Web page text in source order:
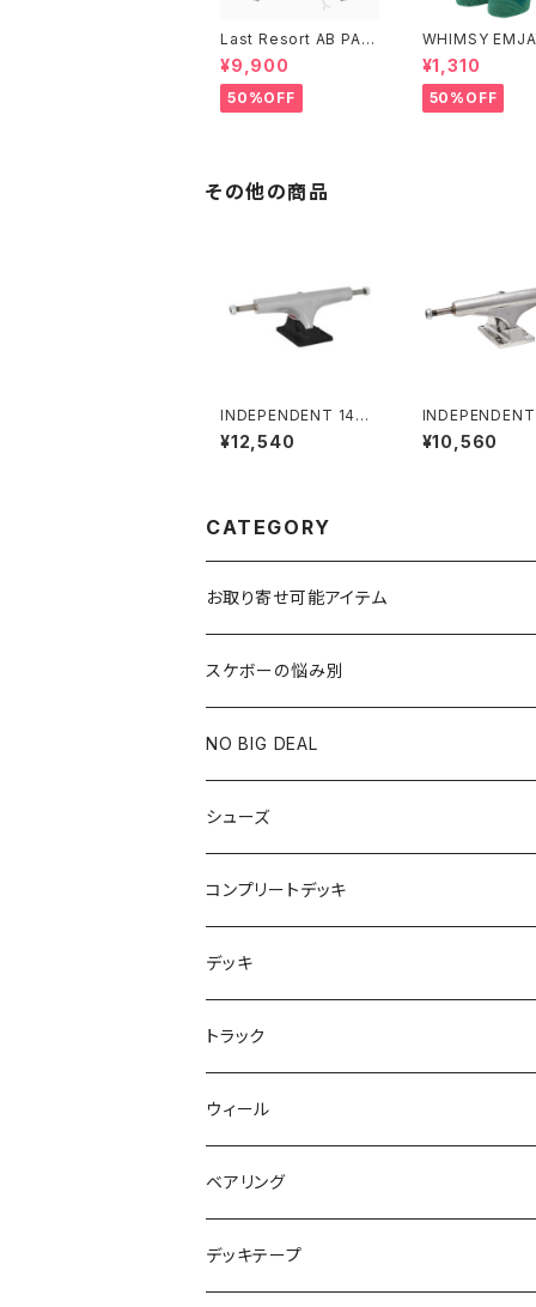
Last Resort AB PAC
K ANORAK SAGE
¥9,900
50%OFF
WHIMSY
CKS
¥1,310
50%OFF
その他の商品
INDEPENDENT 146
HOLLOW SILVER/AN
O BLACK STANDAR
ラック スタンダード トラ
¥12,540
STAGE 11
MID
¥10,560
CATEGORY
お取り寄せ可能アイテム
スケボーの悩み別
膝や腰が痛い
NO BIG DEAL
NBD CUSTOMIZED
USED ITEM
Tシャツ
パンツ
キャップ
アウター
シャツ
シューズ
キッズシューズ
NIKE SB ORANGE LABEL/ISO
NIKE SB ISHOD2
NIKE SB PS8
NIKE SB DUNK
NM933
コンプリートデッキ
HI5のパーツセット
エントリーモデルコンプリート
7.7インチ
8インチ
8.2インチ
デッキ
7インチ
7.2インチ
7.3インチ
7.5インチ
トラック
ウィール
ベアリング
デッキテープ